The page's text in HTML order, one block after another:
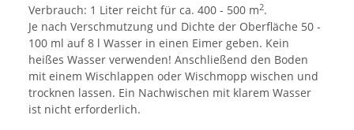
Verbrauch: 1 Liter reicht für ca. 400 - 500 m2.
Je nach Verschmutzung und Dichte der Oberfläche 50 -
100 ml auf 8 l Wasser in einen Eimer geben. Kein
heißes Wasser verwenden! Anschließend den Boden
mit einem Wischlappen oder Wischmopp wischen und
trocknen lassen. Ein Nachwischen mit klarem Wasser
ist nicht erforderlich.